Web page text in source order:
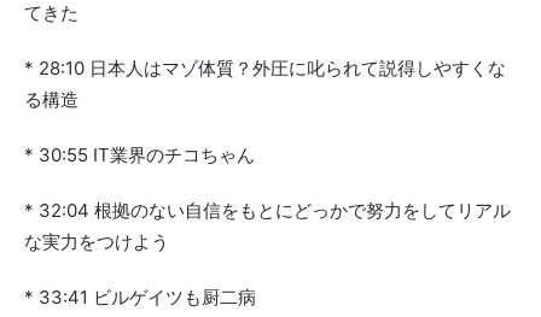
てきた
* 28:10 日本人はマゾ体質？外圧に叱られて説得しやすくな
る構造
* 30:55 IT業界のチコちゃん
* 32:04 根拠のない自信をもとにどっかで努力をしてリアル
な実力をつけよう
* 33:41 ビルゲイツも厨二病